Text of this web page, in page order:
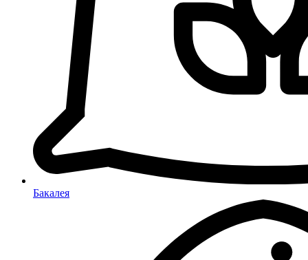
Бакалея